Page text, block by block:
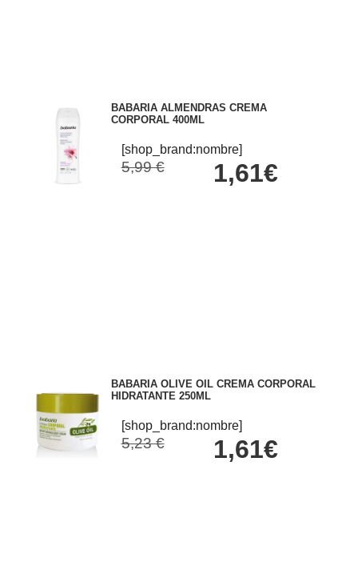
BABARIA ALMENDRAS CREMA
CORPORAL 400ML
[shop_brand:nombre]
5,99 € 1,61€
BABARIA OLIVE OIL CREMA CORPORAL
HIDRATANTE 250ML
[shop_brand:nombre]
5,23 € 1,61€